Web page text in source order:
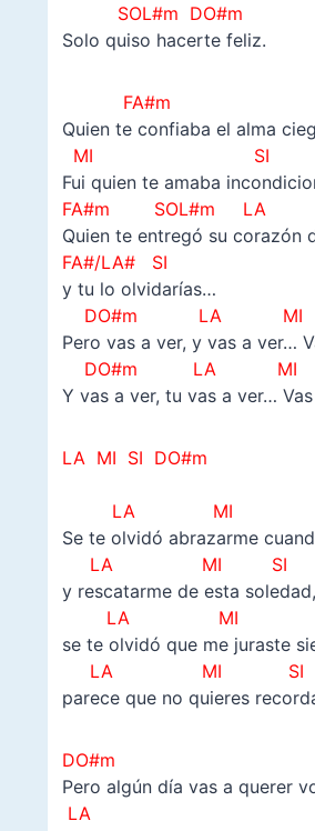
SOL#m DO#m
Solo quiso hacerte feliz.
FA#m
Quien te confiaba el alma
MI SI
Fui quien te amaba
FA#m SOL#m LA
Quien te entregó su corazón
FA#/LA# SI
y tu lo olvidarías…
DO#m LA
MI
Pero vas a ver, y vas a ver…
DO#m LA
MI
Y vas a ver, tu vas a ver…
LA MI SI DO#m
LA MI SI
Se te olvidó abrazarme
LA MI SI
y rescatarme de esta soledad,
LA MI SI
se te olvidó que me juraste
LA MI SI
parece que no quieres
DO#m
Pero algún día vas a querer
LA